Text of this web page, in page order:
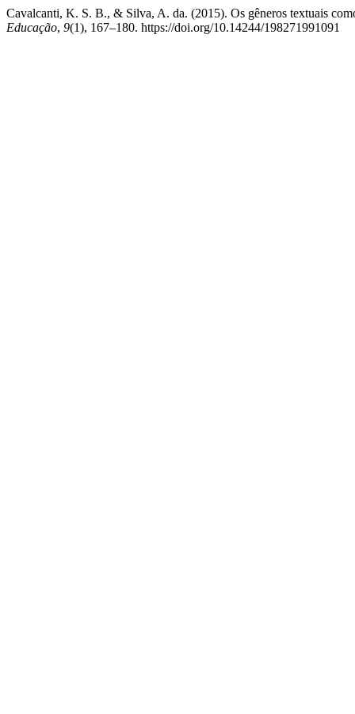
Cavalcanti, K. S. B., & Silva, A. da. (2015). Os gêneros textuais
Educação, 9(1), 167–180. https://doi.org/10.14244/198271991091